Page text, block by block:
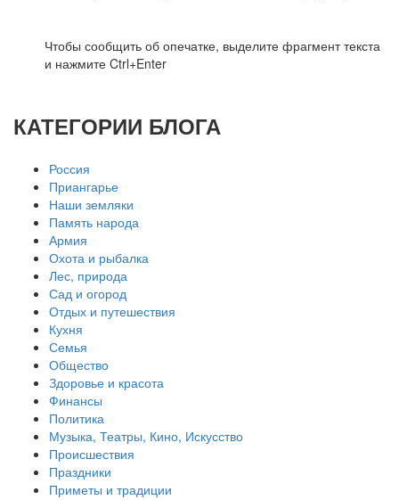
Чтобы сообщить об опечатке, выделите фрагмент текста
и нажмите Ctrl+Enter
КАТЕГОРИИ БЛОГА
Россия
Приангарье
Наши земляки
Память народа
Армия
Охота и рыбалка
Лес, природа
Сад и огород
Отдых и путешествия
Кухня
Семья
Общество
Здоровье и красота
Финансы
Политика
Музыка, Театры, Кино, Искусство
Происшествия
Праздники
Приметы и традиции